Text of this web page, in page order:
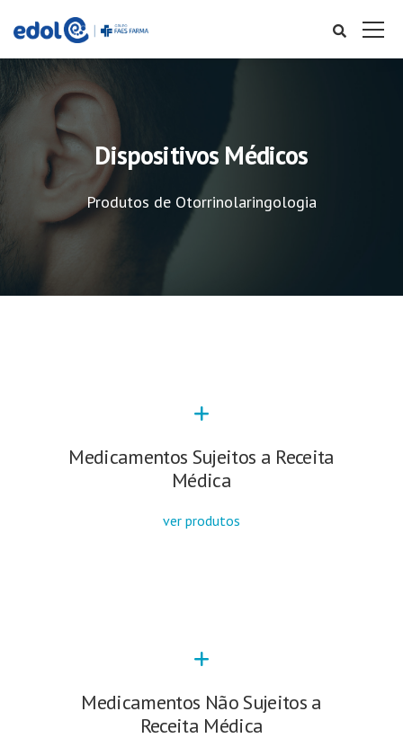
Dispositivos Médicos
Produtos de Otorrinolaringologia
Medicamentos Sujeitos a Receita
Médica
ver produtos
Medicamentos Não Sujeitos a
Receita Médica